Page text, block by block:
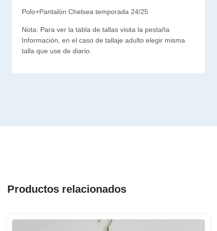
Polo+Pantalón Chelsea temporada 24/25
Nota: Para ver la tabla de tallas visita la pestaña
Información, en el caso de tallaje adulto elegir misma
talla que use de diario.
Productos relacionados